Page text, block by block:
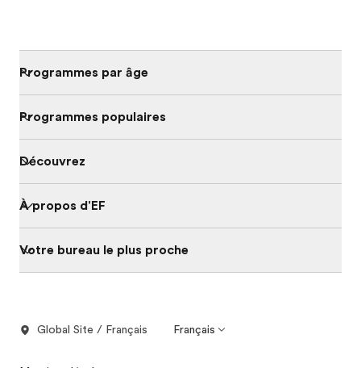
Programmes par âge
Programmes populaires
Découvrez
À propos d'EF
Votre bureau le plus proche
Global Site / Français Français